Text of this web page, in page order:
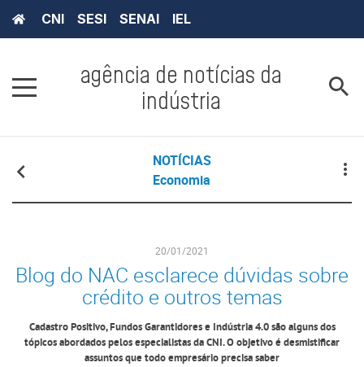
CNI SESI SENAI IEL
agência de notícias da
indústria
NOTÍCIAS
Economia
20/01/2021
Blog do NAC esclarece dúvidas sobre
crédito e outros temas
Cadastro Positivo, Fundos Garantidores e Indústria 4.0 são alguns dos
tópicos abordados pelos especialistas da CNI. O objetivo é desmistificar
assuntos que todo empresário precisa saber